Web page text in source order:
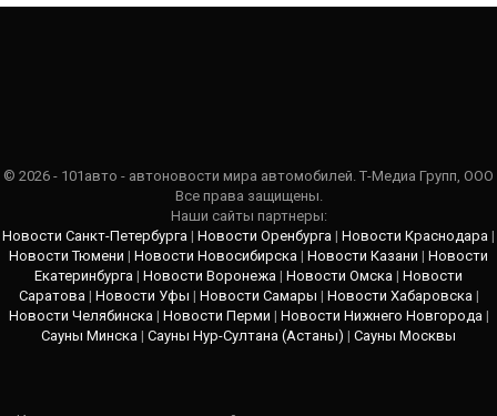
© 2026 - 101авто - автоновости мира автомобилей. Т-Медиа Групп, ООО
Все права защищены.
Наши сайты партнеры:
Новости Санкт-Петербурга | Новости Оренбурга | Новости Краснодара |
Новости Тюмени | Новости Новосибирска | Новости Казани | Новости
Екатеринбурга | Новости Воронежа | Новости Омска | Новости
Саратова | Новости Уфы | Новости Самары | Новости Хабаровска |
Новости Челябинска | Новости Перми | Новости Нижнего Новгорода |
Сауны Минска | Сауны Нур-Султана (Астаны) | Сауны Москвы